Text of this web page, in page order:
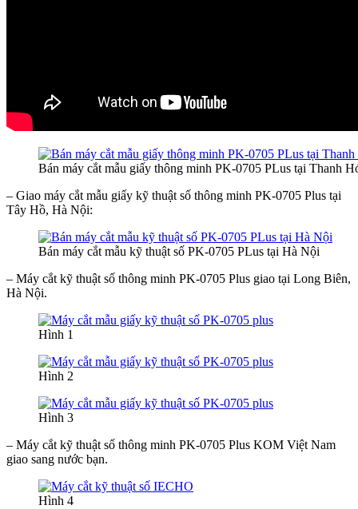
Bán máy cắt mẫu giấy thông minh PK-0705 PLus tại Thanh
– Giao máy cắt mẫu giấy kỹ thuật số thông minh PK-0705 Plus tại
Tây Hồ, Hà Nội:
Bán máy cắt mẫu kỹ thuật số PK-0705 PLus tại Hà Nội
– Máy cắt kỹ thuật số thông minh PK-0705 Plus giao tại Long Biên,
Hà Nội.
Hình 1
Hình 2
Hình 3
– Máy cắt kỹ thuật số thông minh PK-0705 Plus KOM Việt Nam
giao sang nước bạn.
Hình 4